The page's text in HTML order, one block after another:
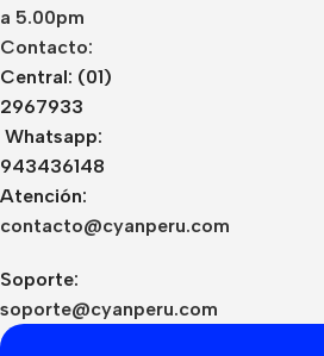
a 5.00pm
Contacto:
Central: (01)
2967933
Whatsapp:
943436148
Atención:
contacto@cyanperu.com
Soporte:
soporte@cyanperu.com